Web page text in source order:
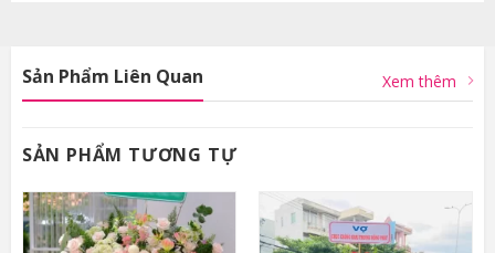
Sản Phẩm Liên Quan Xem thêm
SẢN PHẨM TƯƠNG TỰ